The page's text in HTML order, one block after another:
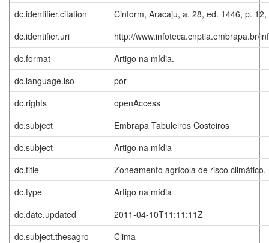
dc.identifier.citation
Cinform, Aracaju, a. 28, ed. 1446, p.
dc.identifier.uri
http://www.infoteca.cnptia.embrapa.br/
dc.format
Artigo na mídia.
dc.language.iso
por
dc.rights
openAccess
dc.subject
Embrapa Tabuleiros Costeiros
dc.subject
Artigo na mídia
dc.title
Zoneamento agrícola de risco climático.
dc.type
Artigo na mídia
dc.date.updated
2011-04-10T11:11:11Z
dc.subject.thesagro
Clima